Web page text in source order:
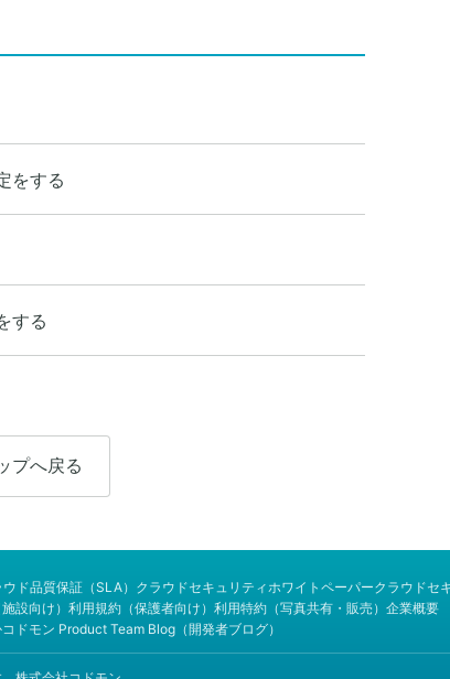
をする
する
プへ戻る
ウド品質保証（SLA） クラウドセキュリティホワイトペーパークラウドセ
設向け） 利用規約（保護者向け） 利用特約（写真共有・販売） 企業概要
コドモン Product Team Blog（開発者ブログ）